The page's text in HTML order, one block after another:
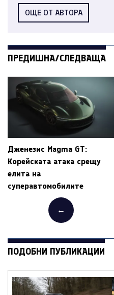
ОЩЕ ОТ АВТОРА
ПРЕДИШНА/СЛЕДВАЩА
Дженезис Magma GT:
Корейската атака срещу
елита на
суперавтомобилите
←
ПОДОБНИ ПУБЛИКАЦИИ